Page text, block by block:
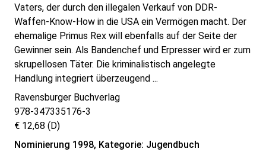
Vaters, der durch den illegalen Verkauf von DDR-
Waffen-Know-How in die USA ein Vermögen macht. Der
ehemalige Primus Rex will ebenfalls auf der Seite der
Gewinner sein. Als Bandenchef und Erpresser wird er zum
skrupellosen Täter. Die kriminalistisch angelegte
Handlung integriert überzeugend ...
Ravensburger Buchverlag
978-347335176-3
€ 12,68 (D)
Nominierung 1998, Kategorie: Jugendbuch